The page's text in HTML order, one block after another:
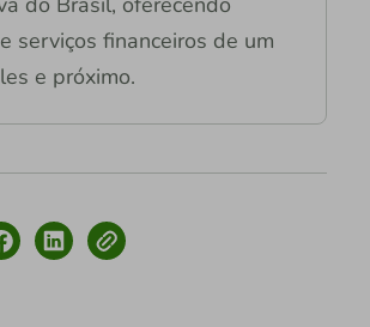
serviços financeiros de um
e próximo.